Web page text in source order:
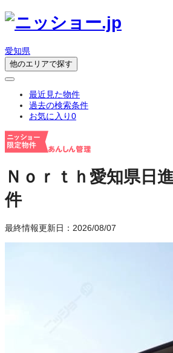
愛知県
他のエリアで探す
最近見た物件
過去の検索条件
お気に入り0
Ｎｏｒｔｈ 愛知県日
件
最終情報更新日：2026/08/07